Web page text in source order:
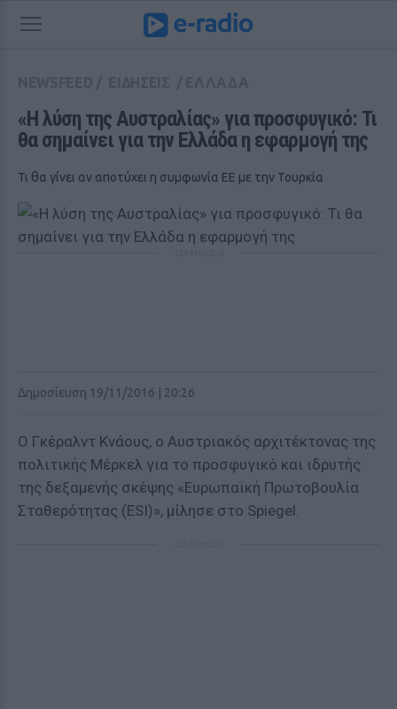
«Η λύση της Αυστραλίας» για προσφυγικό: Τι
θα σημαίνει για την Ελλάδα η εφαρμογή της
Τι θα γίνει αν αποτύχει η συμφωνία ΕΕ με την Τουρκία
Δημοσίευση 19/11/2016 | 20:26
Ο Γκέραλντ Kνάους, ο Αυστριακός αρχιτέκτονας της
πολιτικής Μέρκελ για το προσφυγικό και ιδρυτής
της δεξαμενής σκέψης «Ευρωπαϊκή Πρωτοβουλία
Σταθερότητας (ESI)», μίλησε στο Spiegel.